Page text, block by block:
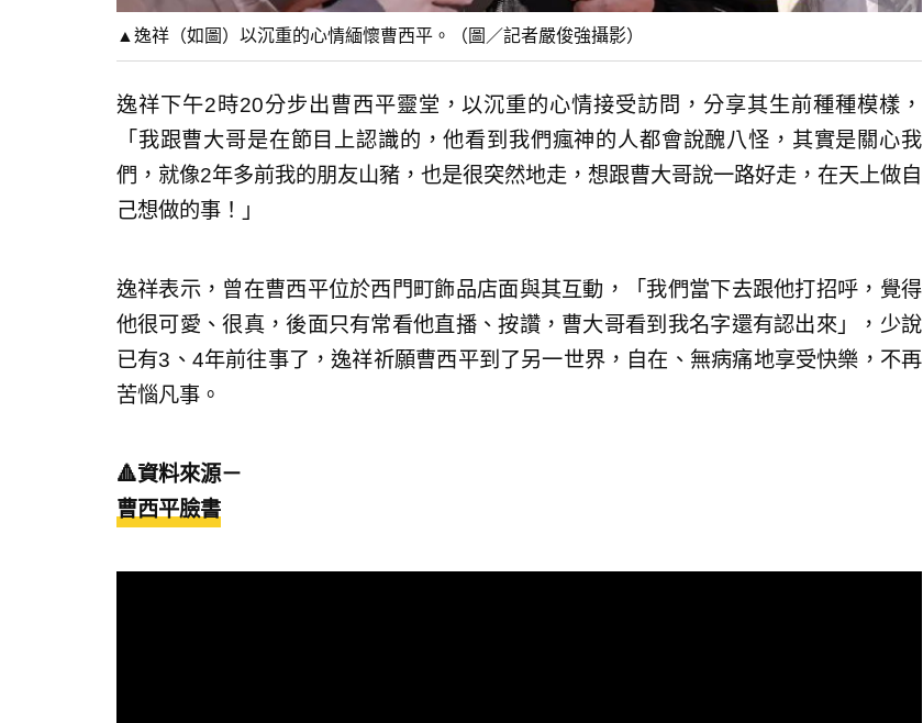
▲逸祥（如圖）以沉重的心情緬懷曹西平。（圖／記者嚴俊強攝影）
逸祥下午2時20分步出曹西平靈堂，以沉重的心情接受訪問，分享其生前種種模樣，
「我跟曹大哥是在節目上認識的，他看到我們瘋神的人都會說醜八怪，其實是關心我
們，就像2年多前我的朋友山豬，也是很突然地走，想跟曹大哥說一路好走，在天上做自
己想做的事！」
逸祥表示，曾在曹西平位於西門町飾品店面與其互動，「我們當下去跟他打招呼，覺得
他很可愛、很真，後面只有常看他直播、按讚，曹大哥看到我名字還有認出來」，少說
已有3、4年前往事了，逸祥祈願曹西平到了另一世界，自在、無病痛地享受快樂，不再
苦惱凡事。
🔺資料來源－
曹西平臉書